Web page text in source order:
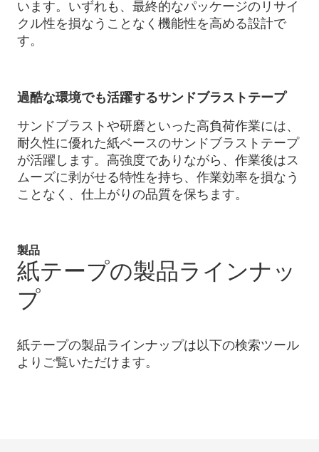
います。いずれも、最終的なパッケージのリサイ
クル性を損なうことなく機能性を高める設計で
す。
過酷な環境でも活躍するサンドブラストテープ
サンドブラストや研磨といった高負荷作業には、
耐久性に優れた紙ベースのサンドブラストテープ
が活躍します。高強度でありながら、作業後はス
ムーズに剥がせる特性を持ち、作業効率を損なう
ことなく、仕上がりの品質を保ちます。
製品
紙テープの製品ラインナッ
プ
紙テープの製品ラインナップは以下の検索ツール
よりご覧いただけます。